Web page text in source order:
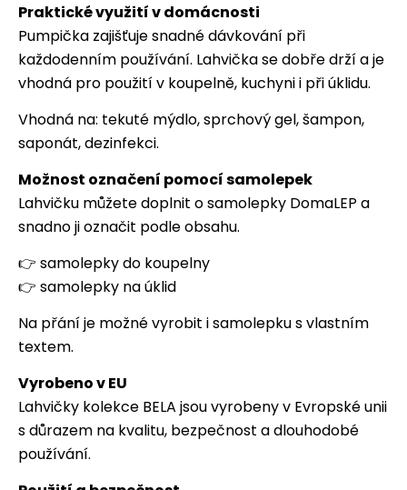
Praktické využití v domácnosti
Pumpička zajišťuje snadné dávkování při
každodenním používání. Lahvička se dobře drží a je
vhodná pro použití v koupelně, kuchyni i při úklidu.
Vhodná na: tekuté mýdlo, sprchový gel, šampon,
saponát, dezinfekci.
Možnost označení pomocí samolepek
Lahvičku můžete doplnit o samolepky DomaLEP a
snadno ji označit podle obsahu.
👉 samolepky do koupelny
👉 samolepky na úklid
Na přání je možné vyrobit i samolepku s vlastním
textem.
Vyrobeno v EU
Lahvičky kolekce BELA jsou vyrobeny v Evropské unii
s důrazem na kvalitu, bezpečnost a dlouhodobé
používání.